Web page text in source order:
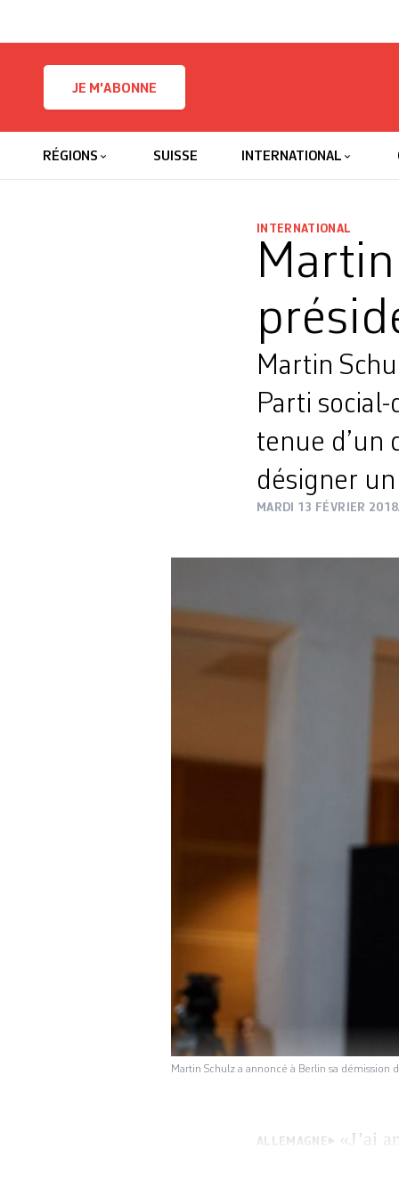
JE M'ABONNE
RÉGIONS SUISSE INTERNATIONAL
INTERNATIONAL
Martin
Parti
tenue d’un
désigner un
MARDI 13 FÉVRIER 2018
Martin Schulz a annoncé à Berlin sa démission
ALLEMAGNE
«J’ai